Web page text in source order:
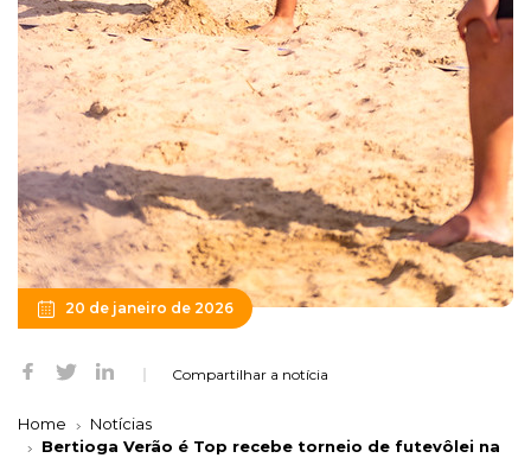
20 de janeiro de 2026
Compartilhar a notícia
Home
Notícias
Bertioga Verão é Top recebe torneio de futevôlei na